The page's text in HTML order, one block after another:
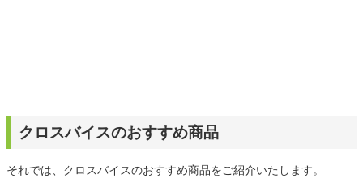
クロスバイスのおすすめ商品
それでは、クロスバイスのおすすめ商品をご紹介いたします。